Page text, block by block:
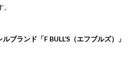
ルブランド「F BULL’S（エフブルズ）」